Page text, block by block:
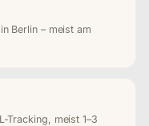
Berlin – meist am
Tracking, meist 1–3